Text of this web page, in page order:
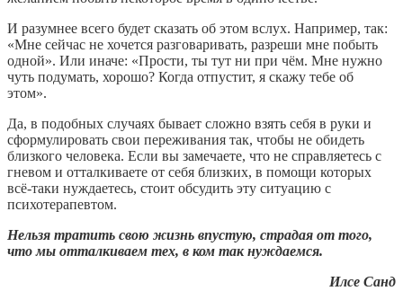
И разумнее всего будет сказать об этом вслух. Например, так:
«Мне сейчас не хочется разговаривать, разреши мне побыть
одной». Или иначе: «Прости, ты тут ни при чём. Мне нужно
чуть подумать, хорошо? Когда отпустит, я скажу тебе об
этом».
Да, в подобных случаях бывает сложно взять себя в руки и
сформулировать свои переживания так, чтобы не обидеть
близкого человека. Если вы замечаете, что не справляетесь с
гневом и отталкиваете от себя близких, в помощи которых
всё-таки нуждаетесь, стоит обсудить эту ситуацию с
психотерапевтом.
Нельзя тратить свою жизнь впустую, страдая от того,
что мы отталкиваем тех, в ком так нуждаемся.
Илсе Санд